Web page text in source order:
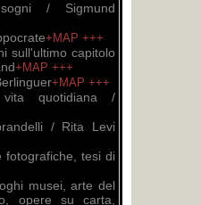
/ Sigmund
+MAP +++
sull'ultimo capitolo
+MAP +++
+MAP +++
vita quotidiana /
/ Rita Levi
fotografiche, tesi di
musei, arte del
opere su carta,